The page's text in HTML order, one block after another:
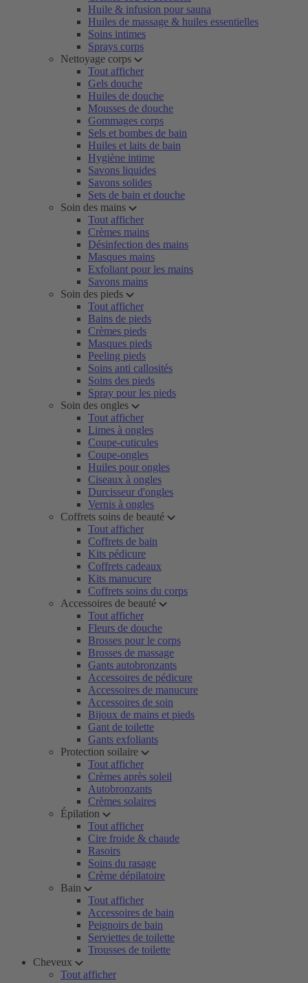
Huile & infusion pour sauna
Huiles de massage & huiles essentielles
Soins intimes
Sprays corps
Nettoyage corps
Tout afficher
Gels douche
Huiles de douche
Mousses de douche
Gommages corps
Sels et bombes de bain
Huiles et laits de bain
Hygiène intime
Savons liquides
Savons solides
Sets de bain et douche
Soin des mains
Tout afficher
Crèmes mains
Désinfection des mains
Masques mains
Exfoliant pour les mains
Savons mains
Soin des pieds
Tout afficher
Bains de pieds
Crèmes pieds
Masques pieds
Peeling pieds
Soins anti callosités
Soins des pieds
Spray pour les pieds
Soin des ongles
Tout afficher
Limes à ongles
Coupe-cuticules
Coupe-ongles
Huiles pour ongles
Ciseaux à ongles
Durcisseur d'ongles
Vernis à ongles
Coffrets soins de beauté
Tout afficher
Coffrets de bain
Kits pédicure
Coffrets cadeaux
Kits manucure
Coffrets soins du corps
Accessoires de beauté
Tout afficher
Fleurs de douche
Brosses pour le corps
Brosses de massage
Gants autobronzants
Accessoires de pédicure
Accessoires de manucure
Accessoires de soin
Bijoux de mains et pieds
Gant de toilette
Gants exfoliants
Protection soilaire
Tout afficher
Crèmes après soleil
Autobronzants
Crèmes solaires
Épilation
Tout afficher
Cire froide & chaude
Rasoirs
Soins du rasage
Crème dépilatoire
Bain
Tout afficher
Accessoires de bain
Peignoirs de bain
Serviettes de toilette
Trousses de toilette
Cheveux
Tout afficher